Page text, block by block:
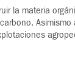
la materia